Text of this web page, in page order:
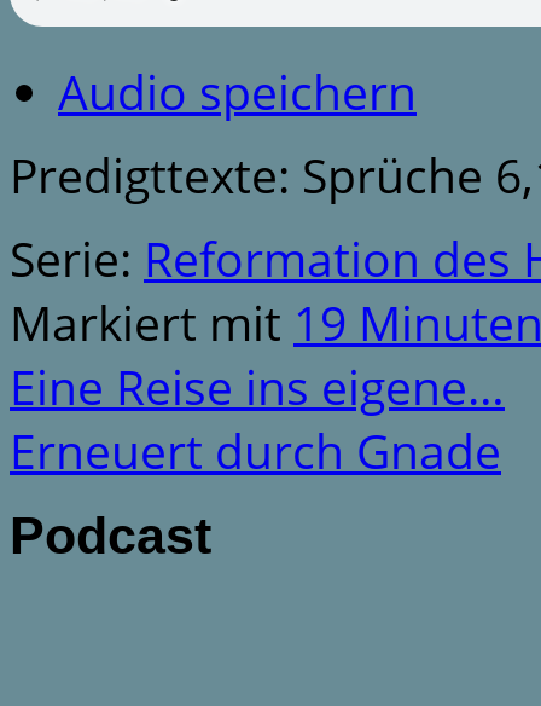
Audio speichern
Predigttexte: Sprüche
Serie: Reformation des
Markiert mit 19
Eine Reise ins eigene…
Erneuert durch Gnade
Podcast